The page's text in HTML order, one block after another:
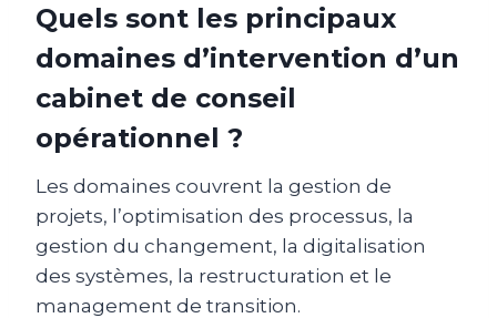
Quels sont les principaux
domaines d’intervention d’un
cabinet de conseil
opérationnel ?
Les domaines couvrent la gestion de
projets, l’optimisation des processus, la
gestion du changement, la digitalisation
des systèmes, la restructuration et le
management de transition.